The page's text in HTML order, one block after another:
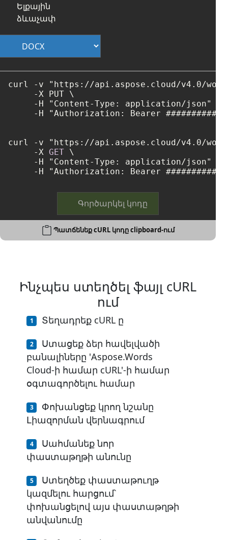
Ելքային
ձևաչափ
curl - v "https://api.aspose.cloud/v4.0/
-X PUT \
- H "Content-Type: application/json" \
- H "Authorization: Bearer
curl - v "https://api.aspose.cloud/v4.0/
-X GET \
- H "Content-Type: application/json" \
- H "Authorization: Bearer
Գործարկել կոդը
Պատճենեք cURL կոդը clipboard-ում
Ինչպես ստեղծել ֆայլ cURL
ում
Տեղադրեք cURL ը
Ստացեք ձեր հավելվածի
բանալիները 'Aspose.Words
Cloud-ի համար cURL'-ի համար
օգտագործելու համար
Փոխանցեք կրող նշանը
Լիազորման վերնագրում
Սահմանեք նոր
փաստաթղթի անունը
Ստեղծեք փաստաթուղթ
կազմելու հարցում՝
փոխանցելով այս փաստաթղթի
անվանումը